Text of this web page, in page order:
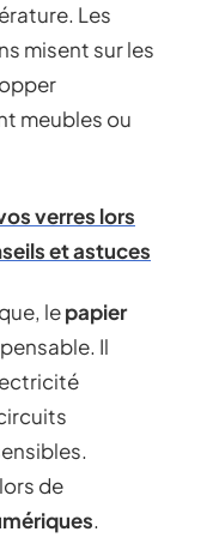
Les
misent sur les
meubles ou
verres lors
et astuces
lepapier
Il
de
.